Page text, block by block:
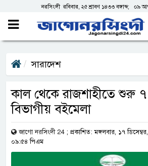
নরসিংদী রবিবার, ২৫ শ্রাবণ ১৪৩৩ বঙ্গাব্দ; ০৯
সারাদেশ
কাল থেকে রাজশাহীতে শুরু ৭
বিভাগীয় বইমেলা
জাগো নরসিংদী 24 ; প্রকাশিত: মঙ্গলবার, ১৭
০৯:৫৪ পিএম